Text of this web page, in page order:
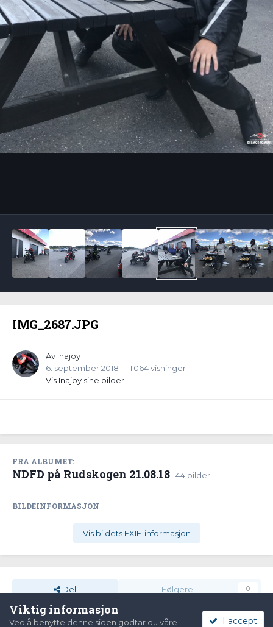
IMG_2687.JPG
Av Inajoy
6. september 2018
1 064 visninger
Vis Inajoy sine bilder
FRA ALBUMET:
NDFD på Rudskogen 21.08.18 · 44 bilder
BILDEINFORMASJON
Vis bildets EXIF-informasjon
Del Følgere 0
Viktig informasjon
Ved å benytte denne siden godtar du våre I accept